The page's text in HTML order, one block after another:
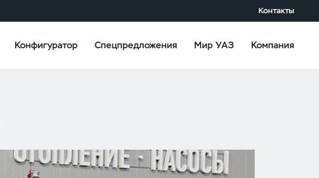
Контакты
Конфигуратор Спецпредложения Мир УАЗ Компания